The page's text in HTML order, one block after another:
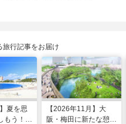
旅行記事をお届け
夏を思
もう！関
【2026年11月】大
阪・梅田に新たな憩い